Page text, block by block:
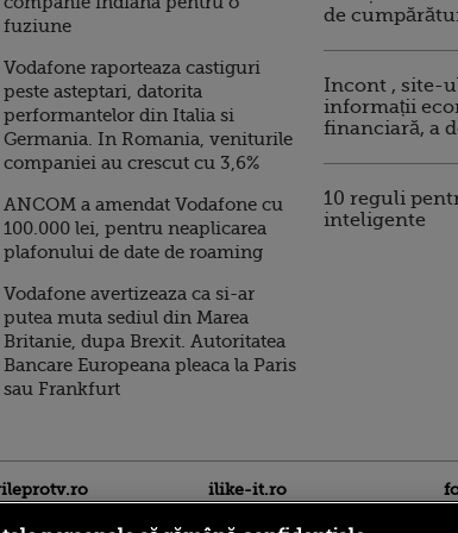
fuziune
Vodafone raporteaza castiguri
peste asteptari, datorita
performantelor din Italia si
Germania. In Romania, veniturile
companiei au crescut cu 3,6%
ANCOM a amendat Vodafone cu
100.000 lei, pentru neaplicarea
plafonului de date de roaming
Vodafone avertizeaza ca si-ar
putea muta sediul din Marea
Britanie, dupa Brexit. Autoritatea
Bancare Europeana pleaca la Paris
sau Frankfurt
de
Incont , site-
informații
financiară, a
10 reguli
inteligente
ilike-it.ro